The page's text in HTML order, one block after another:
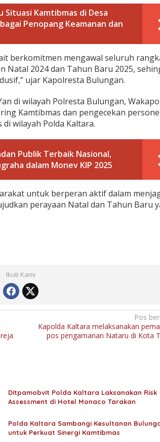
Situasi Kamtibmas di Desa
Penopang Keamanan dan
berkomitmen mengawal seluruh
Natal 2024 dan Tahun Baru 2025,
ujar Kapolresta Bulungan.
di wilayah Polresta Bulungan,
Kamtibmas dan pengecekan
wilayah Polda Kaltara.
Publik Terbaik Nasional,
dalam Monev KIP 2025
untuk berperan aktif dalam
perayaan Natal dan Tahun Baru
Ikuti Kami
Pos
Kapolda Kaltara melaksanakan
pos pengamanan Nataru di Kota
Ditpamobvit Polda Kaltara Laksanakan Risk
Assessment di Hotel Monaco Tarakan
Polda Kaltara Sambangi Kesultanan
untuk Perkuat Sinergi Kamtibmas